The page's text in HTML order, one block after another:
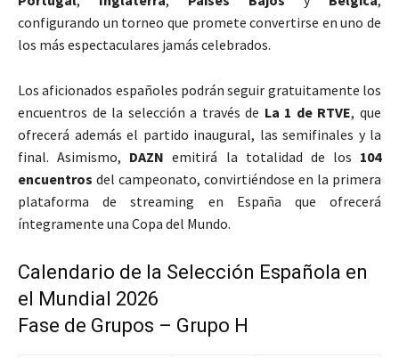
configurando un torneo que promete convertirse en uno de
los más espectaculares jamás celebrados.
Los aficionados españoles podrán seguir gratuitamente los
encuentros de la selección a través de La 1 de RTVE, que
ofrecerá además el partido inaugural, las semifinales y la
final. Asimismo, DAZN emitirá la totalidad de los 104
encuentros del campeonato, convirtiéndose en la primera
plataforma de streaming en España que ofrecerá
íntegramente una Copa del Mundo.
Calendario de la Selección Española en
el Mundial 2026
Fase de Grupos – Grupo H